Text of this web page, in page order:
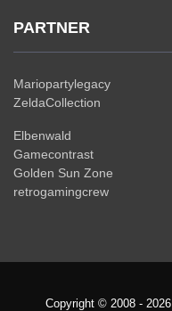
PARTNER
Mariopartylegacy
ZeldaCollection
Elbenwald
Gamecontrast
Golden Sun Zone
retrogamingcrew
Copyright © 2008 - 2026